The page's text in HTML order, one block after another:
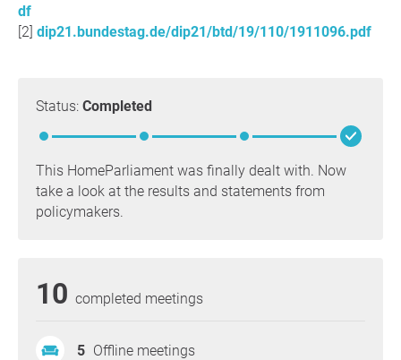
df
dip21.bundestag.de/dip21/btd/19/110/1911096.pdf
Status: Completed
This HomeParliament was finally dealt with. Now
take a look at the results and statements from
policymakers.
10 completed meetings
5 Offline meetings